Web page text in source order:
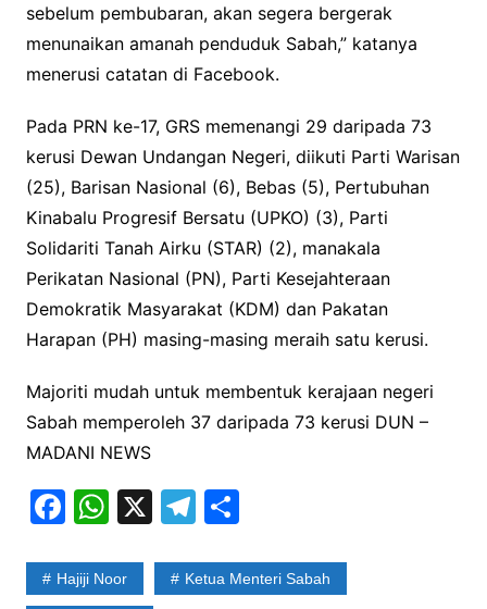
sebelum pembubaran, akan segera bergerak
menunaikan amanah penduduk Sabah,” katanya
menerusi catatan di Facebook.
Pada PRN ke-17, GRS memenangi 29 daripada 73
kerusi Dewan Undangan Negeri, diikuti Parti Warisan
(25), Barisan Nasional (6), Bebas (5), Pertubuhan
Kinabalu Progresif Bersatu (UPKO) (3), Parti
Solidariti Tanah Airku (STAR) (2), manakala
Perikatan Nasional (PN), Parti Kesejahteraan
Demokratik Masyarakat (KDM) dan Pakatan
Harapan (PH) masing-masing meraih satu kerusi.
Majoriti mudah untuk membentuk kerajaan negeri
Sabah memperoleh 37 daripada 73 kerusi DUN –
MADANI NEWS
F
c
W
at
X T
e
S
ar
Hajiji Noor Ketua Menteri Sabah